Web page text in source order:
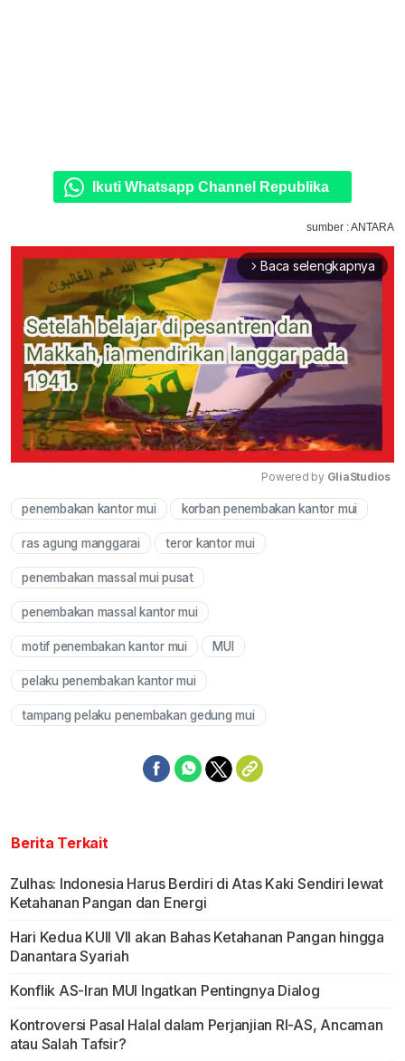
Ikuti Whatsapp Channel Republika
sumber : ANTARA
arrow_forward_ios Baca selengkapnya
Mute
Powered by GliaStudios
penembakan kantor mui korban penembakan kantor mui
ras agung manggarai teror kantor mui
penembakan massal mui pusat
penembakan massal kantor mui
motif penembakan kantor mui MUI
pelaku penembakan kantor mui
tampang pelaku penembakan gedung mui
Berita Terkait
Zulhas: Indonesia Harus Berdiri di Atas Kaki Sendiri lewat
Ketahanan Pangan dan Energi
Hari Kedua KUII VII akan Bahas Ketahanan Pangan hingga
Danantara Syariah
Konflik AS-Iran MUI Ingatkan Pentingnya Dialog
Kontroversi Pasal Halal dalam Perjanjian RI-AS, Ancaman
atau Salah Tafsir?